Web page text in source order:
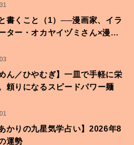
書くこと（1）──漫画家、イラ
ター・オカヤイヅミさん×漫画
ん／ひやむぎ】一皿で手軽に栄
頼りになるスピードパワー麺
かりの九星気学占い】2026年8
運勢